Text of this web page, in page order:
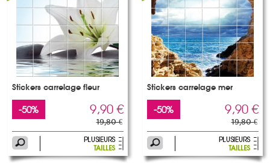
Stickers carrelage fleur
-50% 9,90 €
19,80 €
Stickers carrelage mer
-50% 9,90 €
19,80 €